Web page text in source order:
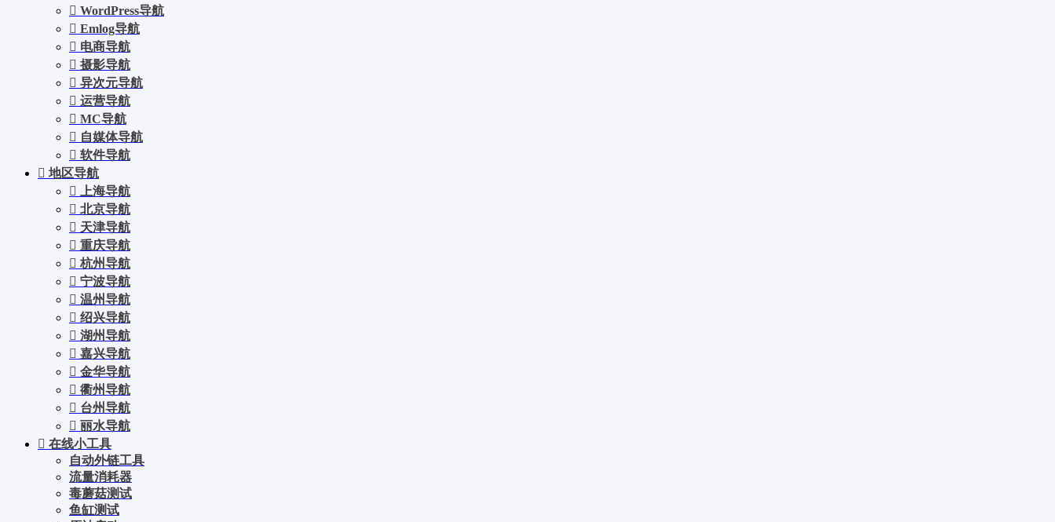
WordPress导航
Emlog导航
电商导航
摄影导航
异次元导航
运营导航
MC导航
自媒体导航
软件导航
地区导航
上海导航
北京导航
天津导航
重庆导航
杭州导航
宁波导航
温州导航
绍兴导航
湖州导航
嘉兴导航
金华导航
衢州导航
台州导航
丽水导航
在线小工具
自动外链工具
流量消耗器
毒蘑菇测试
鱼缸测试